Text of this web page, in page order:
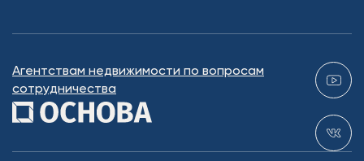
Агентствам недвижимости по вопросам
сотрудничества